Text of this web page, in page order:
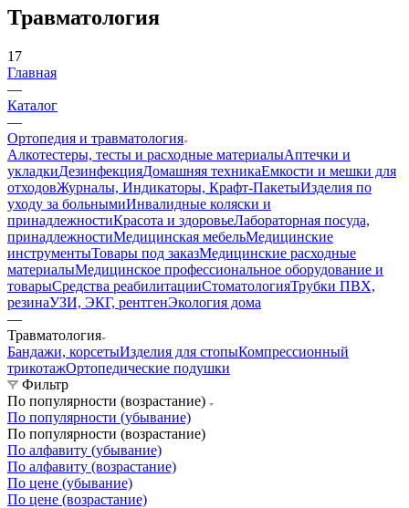
Травматология
17
Главная
—
Каталог
—
Ортопедия и травматология
Алкотестеры, тесты и расходные материалыАптечки и
укладкиДезинфекцияДомашняя техникаЕмкости и мешки для
отходовЖурналы, Индикаторы, Крафт-ПакетыИзделия по
уходу за больнымиИнвалидные коляски и
принадлежностиКрасота и здоровьеЛабораторная посуда,
принадлежностиМедицинская мебельМедицинские
инструментыТовары под заказМедицинские расходные
материалыМедицинское профессиональное оборудование и
товарыСредства реабилитацииСтоматологияТрубки ПВХ,
резинаУЗИ, ЭКГ, рентгенЭкология дома
—
Травматология
Бандажи, корсетыИзделия для стопыКомпрессионный
трикотажОртопедические подушки
Фильтр
По популярности (возрастание)
По популярности (убывание)
По популярности (возрастание)
По алфавиту (убывание)
По алфавиту (возрастание)
По цене (убывание)
По цене (возрастание)